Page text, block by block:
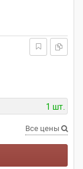
1 шт.
Все цены